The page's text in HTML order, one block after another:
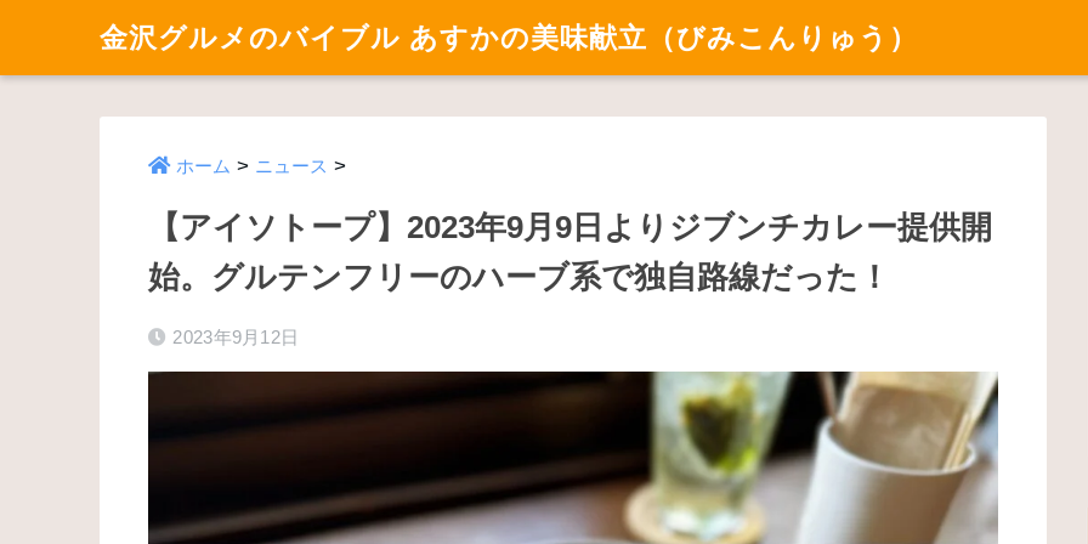
金沢グルメのバイブル あすかの美味献立（びみこんりゅう）
ホーム > ニュース >
【アイソトープ】2023年9月9日よりジブンチカレー提供開
始。グルテンフリーのハーブ系で独自路線だった！
2023年9月12日